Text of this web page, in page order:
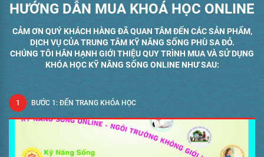
HƯỚNG DẪN MUA KHOÁ HỌC ONLINE
CẢM ƠN QUÝ KHÁCH HÀNG ĐÃ QUAN TÂM ĐẾN CÁC SẢN PHẨM,
DỊCH VỤ CỦA TRUNG TÂM KỸ NĂNG SỐNG PHÙ SA ĐỎ.
CHÚNG TÔI HÂN HẠNH GIỚI THIỆU QUY TRÌNH MUA VÀ SỬ DỤNG
KHÓA HỌC KỸ NĂNG SỐNG ONLINE NHƯ SAU:
BƯỚC 1: ĐẾN TRANG KHÓA HỌC